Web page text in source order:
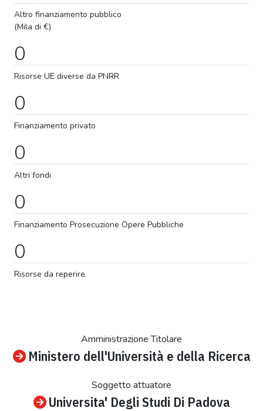
Altro finanziamento pubblico
(Mila di €)
0
Risorse UE diverse da PNRR
0
Finanziamento privato
0
Altri fondi
0
Finanziamento Prosecuzione Opere Pubbliche
0
Risorse da reperire
Amministrazione Titolare
Ministero dell'Università e della Ricerca
Soggetto attuatore
Universita' Degli Studi Di Padova